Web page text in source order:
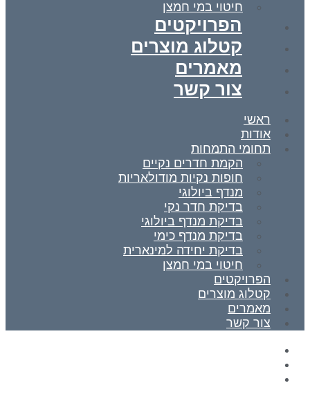
חיטוי במי חמצן
הפרויקטים
קטלוג מוצרים
מאמרים
צור קשר
ראשי
אודות
תחומי התמחות
הקמת חדרים נקיים
חופות נקיות מודולאריות
מנדף ביולוגי
בדיקת חדר נקי
בדיקת מנדף ביולוגי
בדיקת מנדף כימי
בדיקת יחידה למינארית
חיטוי במי חמצן
הפרויקטים
קטלוג מוצרים
מאמרים
צור קשר